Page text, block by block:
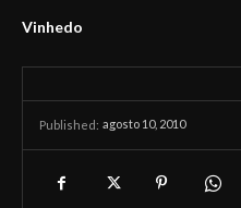
Vinhedo
Published: agosto 10, 2010